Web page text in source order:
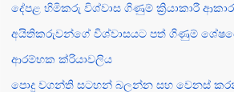
දේපළ හිමිකරු විශ්වාස ගිණුම් ක්‍රියාකාරී
අයිතිකරුවන්ගේ විශ්වාසයට පත් ගිණුම්
ආරම්භක ක්රියාවලිය
පොදු වගන්ති සටහන් බලන්න සහ වෙනස්